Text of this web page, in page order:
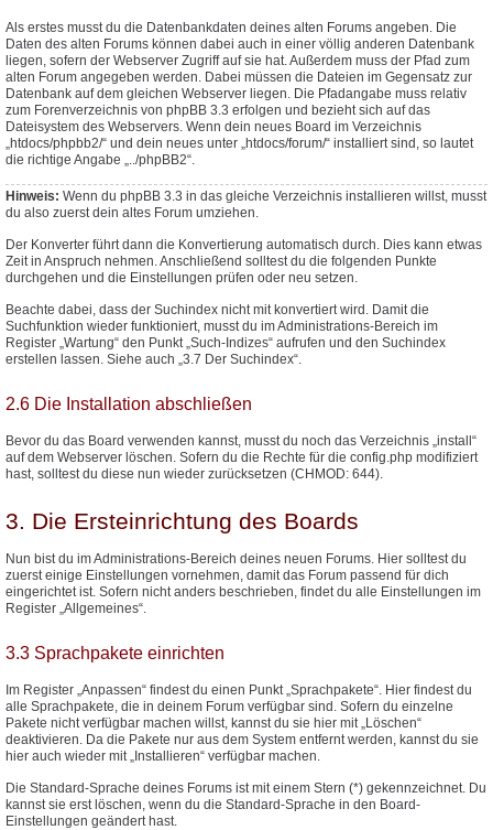
Als erstes musst du die Datenbankdaten deines alten Forums angeben. Die
Daten des alten Forums können dabei auch in einer völlig anderen Datenbank
liegen, sofern der Webserver Zugriff auf sie hat. Außerdem muss der Pfad zum
alten Forum angegeben werden. Dabei müssen die Dateien im Gegensatz zur
Datenbank auf dem gleichen Webserver liegen. Die Pfadangabe muss relativ
zum Forenverzeichnis von phpBB 3.3 erfolgen und bezieht sich auf das
Dateisystem des Webservers. Wenn dein neues Board im Verzeichnis
„htdocs/phpbb2/“ und dein neues unter „htdocs/forum/“ installiert sind, so lautet
die richtige Angabe „../phpBB2“.
Hinweis: Wenn du phpBB 3.3 in das gleiche Verzeichnis installieren willst, musst
du also zuerst dein altes Forum umziehen.
Der Konverter führt dann die Konvertierung automatisch durch. Dies kann etwas
Zeit in Anspruch nehmen. Anschließend solltest du die folgenden Punkte
durchgehen und die Einstellungen prüfen oder neu setzen.
Beachte dabei, dass der Suchindex nicht mit konvertiert wird. Damit die
Suchfunktion wieder funktioniert, musst du im Administrations-Bereich im
Register „Wartung“ den Punkt „Such-Indizes“ aufrufen und den Suchindex
erstellen lassen. Siehe auch „3.7 Der Suchindex“.
2.6 Die Installation abschließen
Bevor du das Board verwenden kannst, musst du noch das Verzeichnis „install“
auf dem Webserver löschen. Sofern du die Rechte für die config.php modifiziert
hast, solltest du diese nun wieder zurücksetzen (CHMOD: 644).
3. Die Ersteinrichtung des Boards
Nun bist du im Administrations-Bereich deines neuen Forums. Hier solltest du
zuerst einige Einstellungen vornehmen, damit das Forum passend für dich
eingerichtet ist. Sofern nicht anders beschrieben, findet du alle Einstellungen im
Register „Allgemeines“.
3.3 Sprachpakete einrichten
Im Register „Anpassen“ findest du einen Punkt „Sprachpakete“. Hier findest du
alle Sprachpakete, die in deinem Forum verfügbar sind. Sofern du einzelne
Pakete nicht verfügbar machen willst, kannst du sie hier mit „Löschen“
deaktivieren. Da die Pakete nur aus dem System entfernt werden, kannst du sie
hier auch wieder mit „Installieren“ verfügbar machen.
Die Standard-Sprache deines Forums ist mit einem Stern (*) gekennzeichnet. Du
kannst sie erst löschen, wenn du die Standard-Sprache in den Board-
Einstellungen geändert hast.